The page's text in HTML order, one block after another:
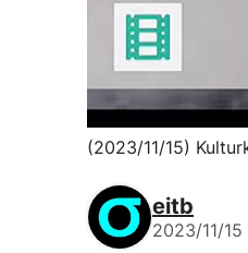
(2023/11/15)
eitb
2023/11/